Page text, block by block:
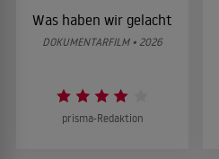
Was haben wir gelacht
DOKUMENTARFILM • 2026
prisma-Redaktion